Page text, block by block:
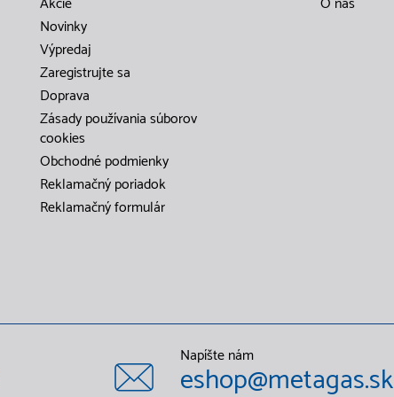
Novinky
Výpredaj
Zaregistrujte sa
Doprava
Zásady používania súborov
cookies
Obchodné podmienky
Reklamačný poriadok
Reklamačný formulár
Napíšte nám
eshop@metagas.sk